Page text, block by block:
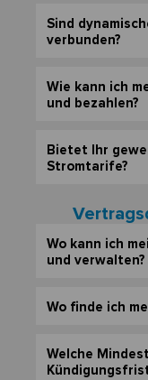
Sind
verbunden?
Wie kann ich
und bezahlen?
Bietet Ihr
Stromtarife?
Wo kann ich
und verwalten?
Wo finde ich
Welche